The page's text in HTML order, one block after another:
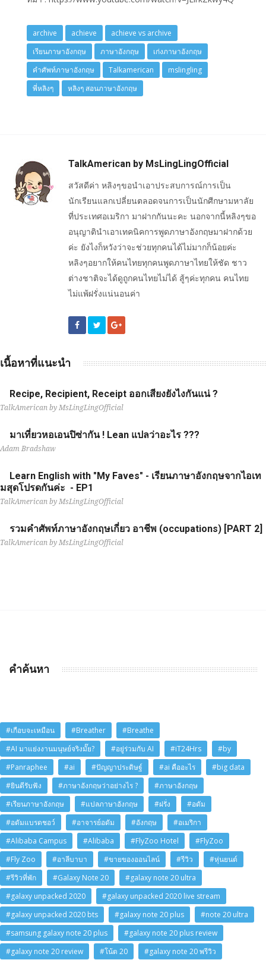
archive achieve
achieve vs archive
เรียนภาษาอังกฤษ
ภาษาอังกฤษ
เก่งภาษาอังกฤษ
คำศัพท์ภาษาอังกฤษ
Talkamerican
mslingling
พี่หลิงๆ
หลิงๆ สอนภาษาอังกฤษ
TalkAmerican by MsLingLingOfficial
สวัสดีค่า หลิงๆขอนำเอาประสบการณ์การเป็น
นักเรียนแลกเปลี่ยนตลอดจนการเป็นนักศีกษามหาลัย
ที่ประเทศอเมริกา มาฝากกันนะคะ นอกจากนี้หลิงๆขอ
อนุญาตินำเอาเทคนิคการพูดภาษาอังกฤษมาฝากด้วย
ค่ะ ยังไงก็หวังว่าจะช่วยทุกคนได้ไม่มากก็น้อยค่ะ
หลิงๆอยากให้คนไทยทุกคนพูดภาษาไทยให้ชัด ชาว
ต่างชาติจะได้ดูถูกคนไทยไม่ได้ สู้ๆค่ะทุกคน คนไทย
ไม่แพ้ฝรั่งแน่นอนค่า
เนื้อหาที่แนะนำ
Recipe, Recipient, Receipt ออกเสียงยังไงกันแน่ ?
TalkAmerican by MsLingLingOfficial
มาเที่ยวหอเอนปิซ่ากัน ! Lean แปลว่าอะไร ???
Adam Bradshaw
Learn English with "My Faves" - เรียนภาษาอังกฤษจากไอเท
มสุดโปรดกันค่ะ - EP1
TalkAmerican by MsLingLingOfficial
รวมคำศัพท์ภาษาอังกฤษเกี่ยว อาชีพ (occupations) [PART 2]
TalkAmerican by MsLingLingOfficial
คำค้นหา
#เกือบจะเหมือน #Breather
#Breathe
#AI มาแย่งงานมนุษย์จริงมั๊ย?
#อยู่ร่วมกับ AI #iT24Hrs
#by
#Panraphee
#ai #ปัญญาประดิษฐ์ #ai คืออะไร
#big data
#ยินดีรับฟัง
#ภาษาอังกฤษว่าอย่างไร ?
#ภาษาอังกฤษ
#เรียนภาษาอังกฤษ
#แปลภาษาอังกฤษ #ฝรั่ง
#อดัม
#อดัมแบรดชอว์
#อาจารย์อดัม #อังกฤษ
#อเมริกา
#Alibaba Campus
#Alibaba #FlyZoo Hotel
#FlyZoo
#Fly Zoo
#อาลีบาบา #ขายของออนไลน์ #รีวิว
#หุ่นยนต์
#รีวิวที่พัก
#Galaxy Note 20
#galaxy note 20 ultra
#galaxy unpacked 2020
#galaxy unpacked 2020 live stream
#galaxy unpacked 2020 bts
#galaxy note 20 plus
#note 20 ultra
#samsung galaxy note 20 plus
#galaxy note 20 plus review
#galaxy note 20 review
#โน้ต 20 #galaxy note 20 พรีวิว